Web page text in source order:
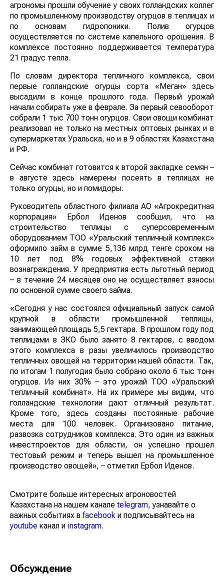
агрономы прошли обучение у своих голландских коллег
по промышленному производству огурцов в теплицах и
по основам гидропоники. Полив огурцов
осуществляется по системе капельного орошения. В
комплексе постоянно поддерживается температура
21 градус тепла.
По словам директора тепличного комплекса, свои
первые голландские огурцы сорта «Меган» здесь
высадили в конце прошлого года. Первый урожай
начали собирать уже в феврале. За первый севооборот
собрали 1 тыс 700 тонн огурцов. Свои овощи комбинат
реализовал не только на местных оптовых рынках и в
супермаркетах Уральска, но и в 9 областях Казахстана
и РФ.
Сейчас комбинат готовится к второй закладке семян –
в августе здесь намерены посеять в теплицах не
только огурцы, но и помидоры.
Руководитель областного филиала АО «Агрокредитная
корпорация» Ербол Иденов сообщил, что на
строительство теплицы с суперсовременным
оборудованием ТОО «Уральский тепличный комплекс»
оформило займ в сумме 5,136 млрд тенге сроком на
10 лет под 8% годовых эффективной ставки
вознаграждения. У предприятия есть льготный период
– в течение 24 месяцев оно не осуществляет взносы
по основной сумме своего займа.
«Сегодня у нас состоялся официальный запуск самой
крупной в области промышленной теплицы,
занимающей площадь 5,5 гектара. В прошлом году под
теплицами в ЗКО было занято 8 гектаров, с вводом
этого комплекса в разы увеличилось производство
тепличных овощей на территории нашей области. Так,
по итогам 1 полугодия было собрано около 6 тыс тонн
огурцов. Из них 30% – это урожай ТОО «Уральский
тепличный комбинат». На их примере мы видим, что
голландские технологии дают отличный результат.
Кроме того, здесь созданы постоянные рабочие
места для 100 человек. Организовано питание,
развозка сотрудников комплекса. Это один из важных
инвестпроектов для области, он успешно прошел
тестовый режим и теперь вышел на промышленное
производство овощей», – отметил Ербол Иденов.
Смотрите больше интересных агроновостей
Казахстана на нашем канале telegram, узнавайте о
важных событиях в facebook и подписывайтесь на
youtube канал и instagram.
Обсуждение